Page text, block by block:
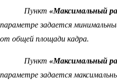
Пункт «Максимальный
параметре задается
от общей площади кадра.
Пункт «Максимальный
параметре задается